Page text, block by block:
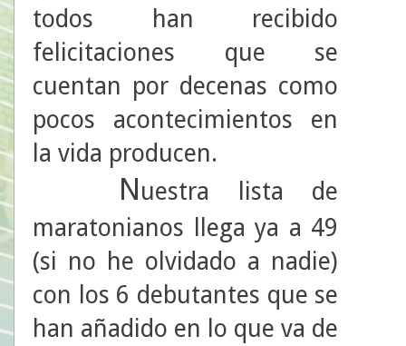
todos han recibido
felicitaciones que se
cuentan por decenas como
pocos acontecimientos en
la vida producen.
Nuestra lista de
maratonianos llega ya a 49
(si no he olvidado a nadie)
con los 6 debutantes que se
han añadido en lo que va de